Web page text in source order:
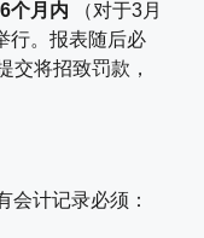
个月内 （对于3月
行。报表随后必
将招致罚款，
会计记录必须：